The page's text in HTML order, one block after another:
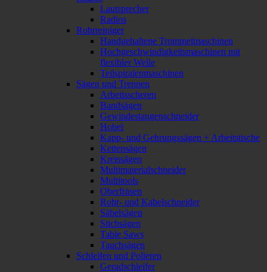
Lautsprecher
Radios
Rohrreiniger
Handgehaltene Trommelmaschinen
Hochgeschwindigkeitsmaschinen mit
flexibler Welle
Teilspiralenmaschinen
Sägen und Trennen
Arbeitsscheren
Bandsägen
Gewindestangenschneider
Hobel
Kapp- und Gehrungssägen + Arbeitstische
Kettensägen
Kreissägen
Multimaterialschneider
Multitools
Oberfräsen
Rohr- und Kabelschneider
Säbelsägen
Stichsägen
Table Saws
Tauchsägen
Schleifen und Polieren
Geradschleifer